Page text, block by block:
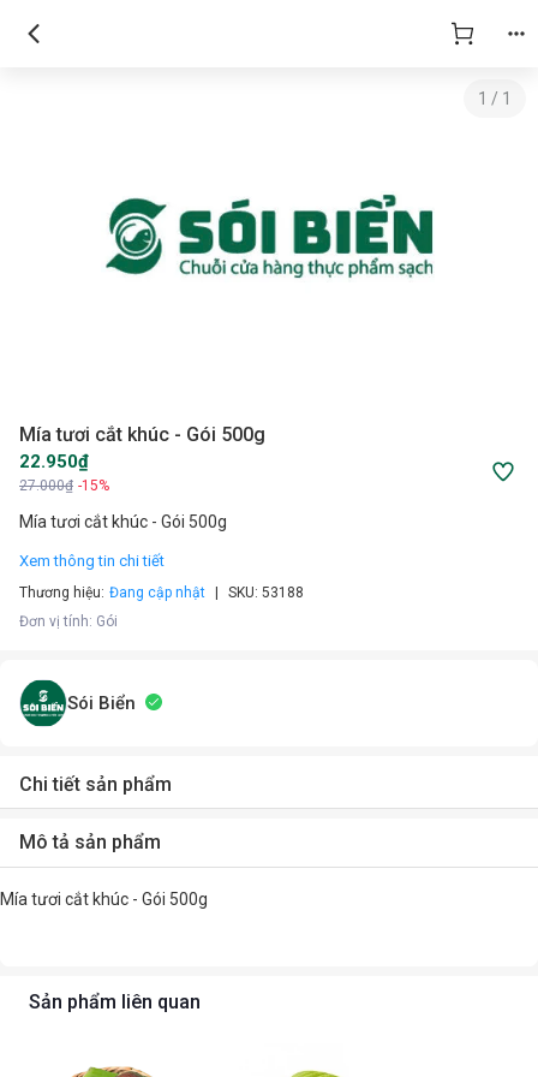
1 / 1
Mía tươi cắt khúc - Gói 500g
22.950₫
27.000₫ -15%
Mía tươi cắt khúc - Gói 500g
Xem thông tin chi tiết
Thương hiệu: Đang cập nhật SKU: 53188
Đơn vị tính: Gói
Sói Biển
Chi tiết sản phẩm
Mô tả sản phẩm
Mía tươi cắt khúc - Gói 500g
Sản phẩm liên quan